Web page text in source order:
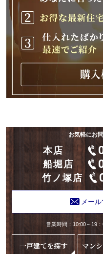
お気軽にお
本店
船堀店
竹ノ塚店
メー
営業時間：10:00～19
一戸建てを探す マン